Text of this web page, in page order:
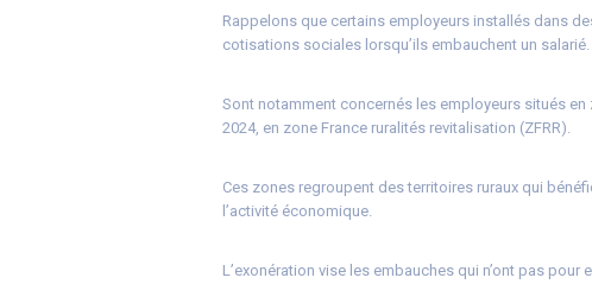
Rappelons que certains employeurs installés dans
cotisations sociales lorsqu’ils embauchent un salarié.
Sont notamment concernés les employeurs situés
2024, en zone France ruralités revitalisation (ZFRR).
Ces zones regroupent des territoires ruraux qui
l’activité économique.
L’exonération vise les embauches qui n’ont pas